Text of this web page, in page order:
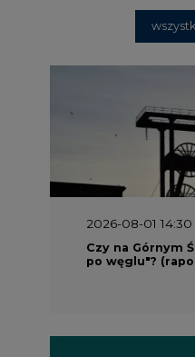
2026-08-01 14:30
Czy na Górnym
po węglu"?